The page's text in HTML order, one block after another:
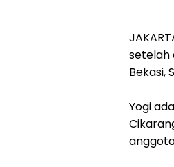
setelah
Bekasi,
Yogi